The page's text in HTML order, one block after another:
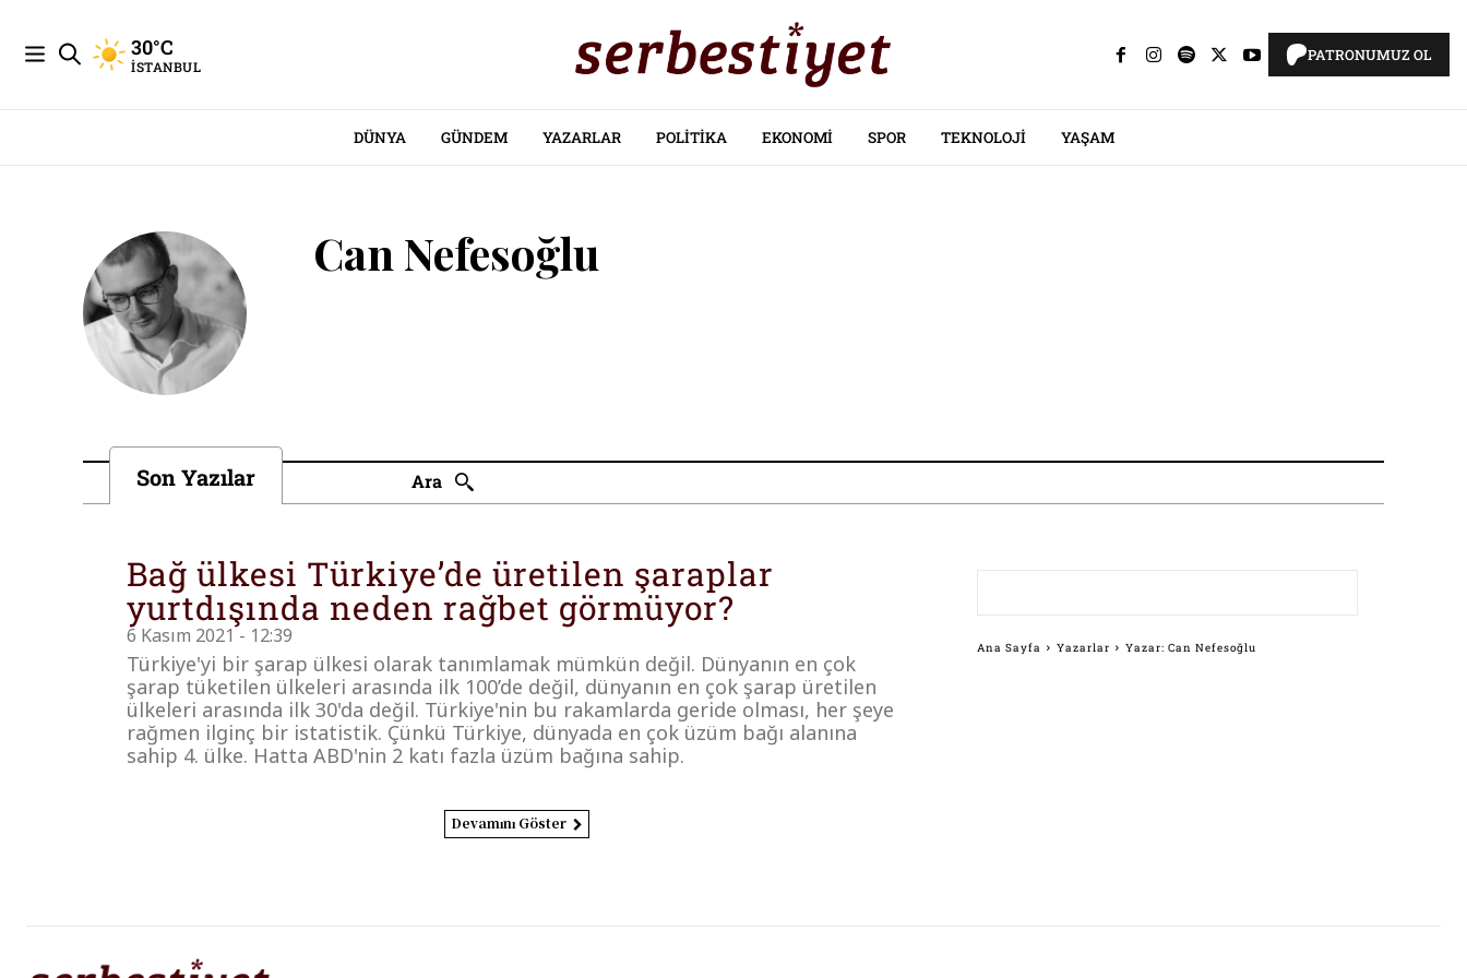
30°C
İSTANBUL
PATRONUMUZ OL
DÜNYA GÜNDEM YAZARLAR POLITIKA EKONOMI SPOR TEKNOLOJI YAŞAM
Can Nefesoğlu
Son Yazılar Ara
Bağ ülkesi Türkiye’de üretilen şaraplar
yurtdışında neden rağbet görmüyor?
6 Kasım 2021 - 12:39
Türkiye'yi bir şarap ülkesi olarak tanımlamak mümkün değil. Dünyanın en çok
şarap tüketilen ülkeleri arasında ilk 100’de değil, dünyanın en çok şarap üretilen
ülkeleri arasında ilk 30'da değil. Türkiye'nin bu rakamlarda geride olması, her şeye
rağmen ilginç bir istatistik. Çünkü Türkiye, dünyada en çok üzüm bağı alanına
sahip 4. ülke. Hatta ABD'nin 2 katı fazla üzüm bağına sahip.
Devamını Göster
Ana Sayfa Yazarlar Yazar: Can Nefesoğlu